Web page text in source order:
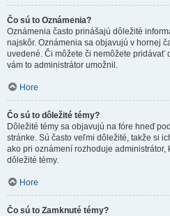
Čo sú to Oznámenia?
Oznámenia často prinášajú dôležité
najskôr. Oznámenia sa objavujú v hornej
uvedené. Či môžete či nemôžete pridávať
vám to administrátor umožnil.
Hore
Čo sú to dôležité témy?
Dôležité témy sa objavujú na fóre hneď
stránke. Sú často veľmi dôležité, takže si
ako pri oznámení rozhoduje
dôležité témy.
Hore
Čo sú to Zamknuté témy?